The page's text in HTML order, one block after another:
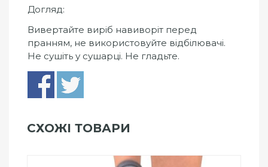
Догляд:
Вивертайте виріб навиворіт перед
пранням, не використовуйте відбілювачі.
Не сушіть у сушарці. Не гладьте.
СХОЖІ ТОВАРИ